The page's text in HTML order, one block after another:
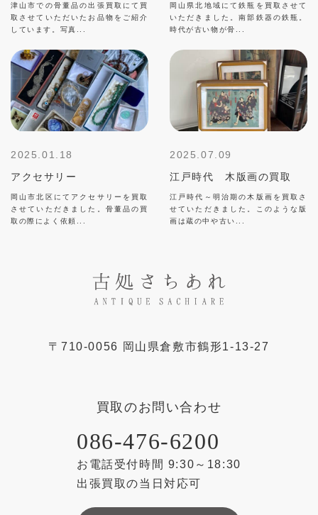
津山市での骨董品の出張買取にて買
取させていただいたお品物をご紹介
しています。写真...
岡山県北地域にて鉄瓶を買取させて
いただきました。南部鉄器の鉄瓶。
時代が古い物が骨...
2025.01.18
アクセサリー
岡山市北区にてアクセサリーを買取
させていただきました。骨董品の買
取の際によく依頼...
2025.07.09
江戸時代 木版画の買取
江戸時代～明治期の木版画を買取さ
せていただきました。このような版
画は蔵の中や古い...
〒710-0056 岡山県倉敷市鶴形1-13-27
買取のお問い合わせ
086-476-6200
お電話受付時間 9:30～18:30
出張買取の当日対応可